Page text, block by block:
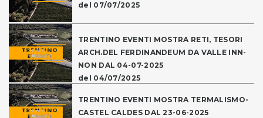
del 07/07/2025
TRENTINO EVENTI MOSTRA RETI, TESORI
ARCH.DEL FERDINANDEUM DA VALLE INN-
NON DAL 04-07-2025
del 04/07/2025
TRENTINO EVENTI MOSTRA TERMALISMO-
CASTEL CALDES DAL 23-06-2025